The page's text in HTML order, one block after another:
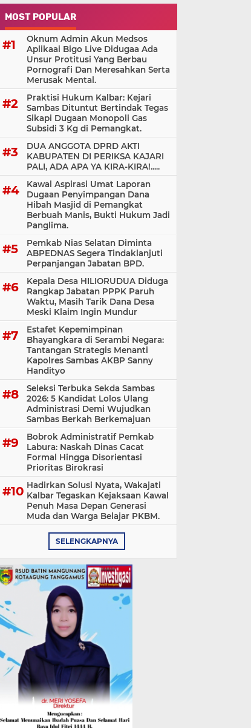
MOST POPULAR
Oknum Admin Akun Medsos
Aplikaai Bigo Live Didugaa Ada
Unsur Protitusi Yang Berbau
Pornografi Dan Meresahkan Serta
Merusak Mental.
Praktisi Hukum Kalbar: Kejari
Sambas Dituntut Bertindak Tegas
Sikapi Dugaan Monopoli Gas
Subsidi 3 Kg di Pemangkat.
DUA ANGGOTA DPRD AKTI
KABUPATEN DI PERIKSA KAJARI
PALI, ADA APA YA KIRA-KIRA!.....
Kawal Aspirasi Umat Laporan
Dugaan Penyimpangan Dana
Hibah Masjid di Pemangkat
Berbuah Manis, Bukti Hukum Jadi
Panglima.
Pemkab Nias Selatan Diminta
ABPEDNAS Segera Tindaklanjuti
Perpanjangan Jabatan BPD.
Kepala Desa HILIORUDUA Diduga
Rangkap Jabatan PPPK Paruh
Waktu, Masih Tarik Dana Desa
Meski Klaim Ingin Mundur
Estafet Kepemimpinan
Bhayangkara di Serambi Negara:
Tantangan Strategis Menanti
Kapolres Sambas AKBP Sanny
Handityo
Seleksi Terbuka Sekda Sambas
2026: 5 Kandidat Lolos Ulang
Administrasi Demi Wujudkan
Sambas Berkah Berkemajuan
‎Bobrok Administratif Pemkab
Labura: Naskah Dinas Cacat
Formal Hingga Disorientasi
Prioritas Birokrasi
Hadirkan Solusi Nyata, Wakajati
Kalbar Tegaskan Kejaksaan Kawal
Penuh Masa Depan Generasi
Muda dan Warga Belajar PKBM.
SELENGKAPNYA